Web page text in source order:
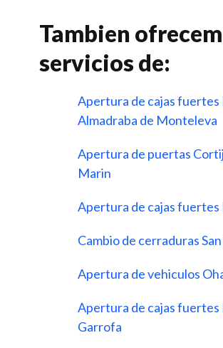
Tambien
servicios de:
Apertura de cajas fuertes
Almadraba de Monteleva
Apertura de puertas
Marin
Apertura de cajas
Cambio de cerraduras
Apertura de vehiculos
Apertura de cajas fuertes
Garrofa